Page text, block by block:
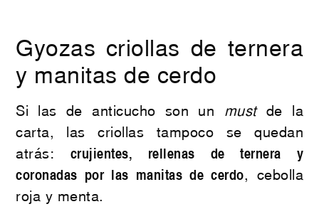
Gyozas criollas de ternera
y manitas de cerdo
Si las de anticucho son un mustde la
carta, las criollas tampoco se quedan
atrás: crujientes, rellenas de ternera y
coronadas por las manitas de cerdo, cebolla
roja y menta.